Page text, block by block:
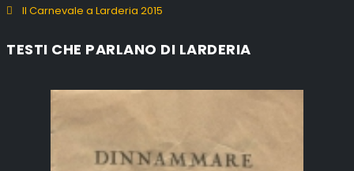
Il Carnevale a Larderia 2015
TESTI CHE PARLANO DI LARDERIA